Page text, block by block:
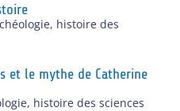
histoire des
et le mythe de Catherine
histoire des sciences